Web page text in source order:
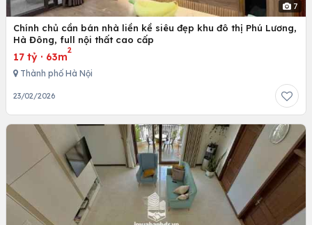
7
Chính chủ cần bán nhà liền kề siêu đẹp khu đô thị Phú Lương,
Hà Đông, full nội thất cao cấp
17 tỷ · 63m
2
Thành phố Hà Nội
23/02/2026